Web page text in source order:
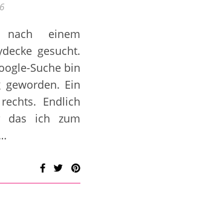
einem
gesucht.
Suche bin
Ein
Endlich
das ich zum